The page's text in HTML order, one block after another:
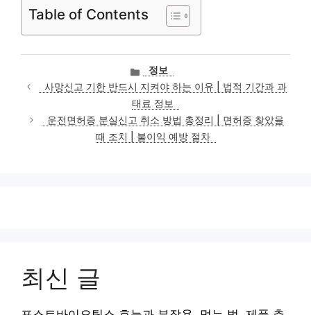
Table of Contents
카
테
고
리
정보
사망신고 기한 반드시 지켜야 하는 이유 | 법적 기간과 과
태료 정보
운전면허증 분실신고 취소 방법 총정리 | 면허증 찾았을
때 조치 | 불이익 예방 절차
최신 글